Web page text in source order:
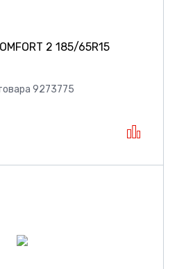
2 185/65R15
9273775